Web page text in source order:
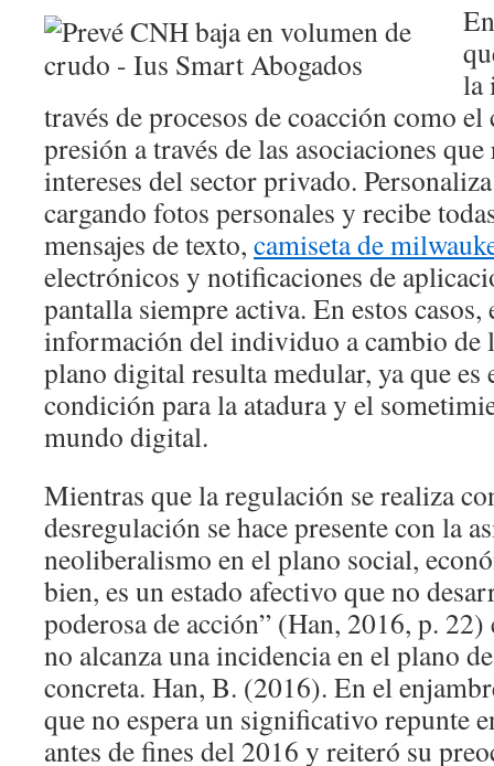
la
través de procesos de coacción como
presión a través de las asociaciones
intereses del sector privado.
cargando fotos personales y recibe
mensajes de texto, camiseta de
electrónicos y notificaciones de
pantalla siempre activa. En estos
información del individuo a cambio de
plano digital resulta medular, ya que
condición para la atadura y el
mundo digital.
Mientras que la regulación se realiza
desregulación se hace presente con la
neoliberalismo en el plano social,
bien, es un estado afectivo que no
poderosa de acción” (Han, 2016, p.
no alcanza una incidencia en el plano
concreta. Han, B. (2016). En el
que no espera un significativo repunte
antes de fines del 2016 y reiteró su